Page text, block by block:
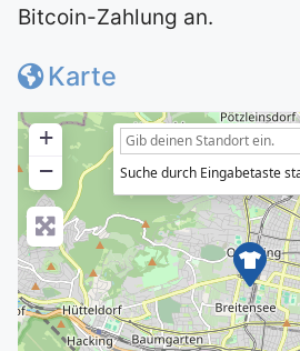
Bitcoin-Zahlung an.
Karte
+
−
Suche durch Eingabetaste